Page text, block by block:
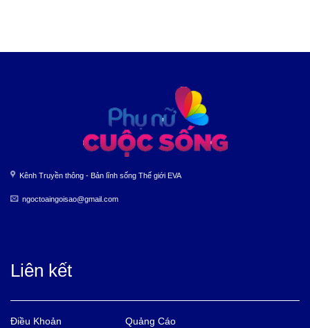
Kênh Truyền thông - Bản lĩnh sống Thế giới EVA
ngoctoaingoisao@gmail.com
Liên kết
Điều Khoản Quảng Cáo